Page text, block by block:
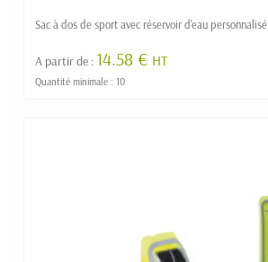
Sac à dos de sport avec réservoir d'eau personnalisé
A partir de : 14.58 € HT
Quantité minimale : 10